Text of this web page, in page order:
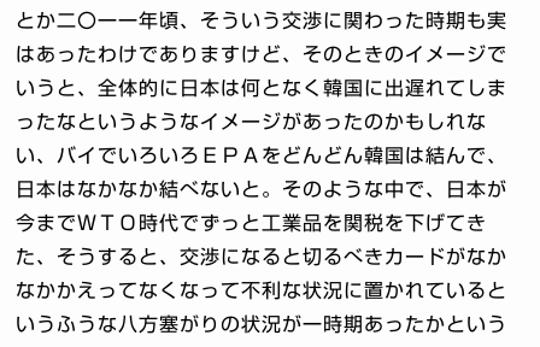
とか二〇一一年頃、そういう交渉に関わった時期も実
はあったわけでありますけど、そのときのイメージで
いうと、全体的に日本は何となく韓国に出遅れてしま
ったなというようなイメージがあったのかもしれな
い、バイでいろいろＥＰＡをどんどん韓国は結んで、
日本はなかなか結べないと。そのような中で、日本が
今までＷＴＯ時代でずっと工業品を関税を下げてき
た、そうすると、交渉になると切るべきカードがなか
なかかえってなくなって不利な状況に置かれていると
いうふうな八方塞がりの状況が一時期あったかという